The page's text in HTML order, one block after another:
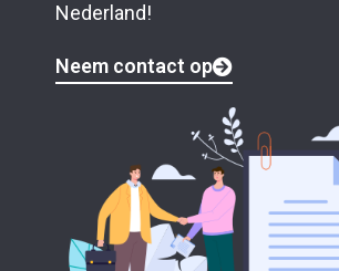
Nederland!
Neem contact op